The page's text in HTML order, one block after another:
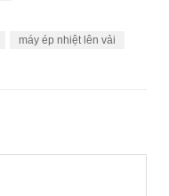
máy ép nhiệt lên vải